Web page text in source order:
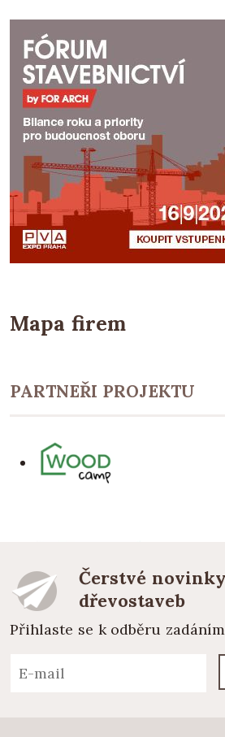
Mapa firem
PARTNEŘI PROJEKTU
Čerstvé
dřevostaveb
Přihlaste se k odběru